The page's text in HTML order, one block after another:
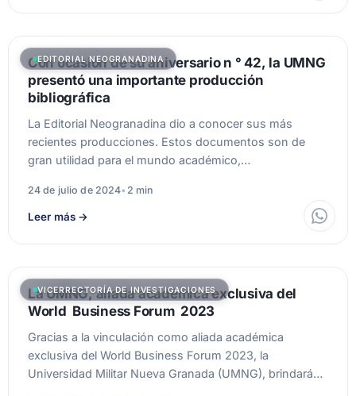
EDITORIAL NEOGRANADINA
Con ocasión de su aniversario n ° 42, la UMNG
presentó una importante producción
bibliográfica
La Editorial Neogranadina dio a conocer sus más
recientes producciones. Estos documentos son de
gran utilidad para el mundo académico,…
24 de julio de 2024• 2 min
Leer más →
VICERRECTORÍA DE INVESTIGACIONES
La UMNG, aliada académica exclusiva del
World Business Forum 2023
Gracias a la vinculación como aliada académica
exclusiva del World Business Forum 2023, la
Universidad Militar Nueva Granada (UMNG), brindará…